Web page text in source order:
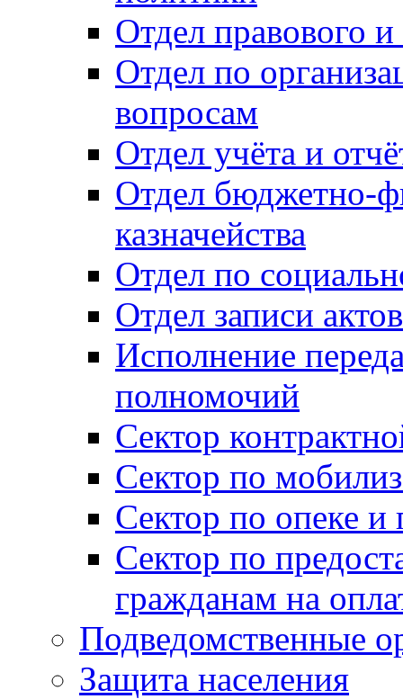
Отдел правового
Отдел по
вопросам
Отдел учёта и
Отдел бюджетно-
казначейства
Отдел по
Отдел записи
Исполнение
полномочий
Сектор
Сектор по
Сектор по опеке и
Сектор по
гражданам на
Подведомственные
Защита населения